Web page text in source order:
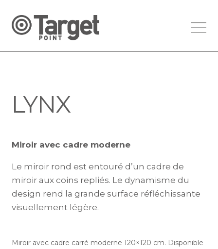
LYNX
Miroir avec cadre moderne
Le miroir rond est entouré d’un cadre de
miroir aux coins repliés. Le dynamisme du
design rend la grande surface réfléchissante
visuellement légère.
Miroir avec cadre carré moderne 120×120 cm. Disponible